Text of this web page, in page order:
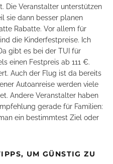
Die Veranstalter unterstützen
sie dann besser planen
Rabatte. Vor allem für
die Kinderfestpreise. Ich
gibt es bei der TUI für
einen Festpreis ab 111 €.
Auch der Flug ist da bereits
Autoanreise werden viele
Andere Veranstalter haben
gerade für Familien:
ein bestimmtest Ziel oder
UM GÜNSTIG ZU